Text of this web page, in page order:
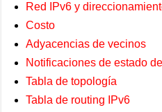
Red IPv6 y
Costo
Adyacencias de vecinos
Notificaciones de estado
Tabla de topología
Tabla de routing IPv6